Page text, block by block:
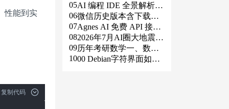
性能到实
复制代码
I清单（含 SiliconFlow、
火山、阿里、智谱、百
度、Kimi、DeepSeek、
DMXAPI 等）
评：DeepSeek、通义千
问、Kimi、文心一言、
星火、豆包谁更能打？
05AI 编程 IDE 全景解析 2
026：Agent 全面接管开
发链路
06微信历史版本含下载地
址（ Windows PC | 安卓
| MAC ）及设置微信不
更新
07Agnes AI 免费 API 接入
指南：文本、生图、生
视频，一套接口全免费
082026年7月AI圈大地震：
GPT-5.6被政府限制、Cl
aude入驻Slack、Anthrop
09历年考研数学一、数学
二、数学三真题试卷及
1000 Debian字符界面如何